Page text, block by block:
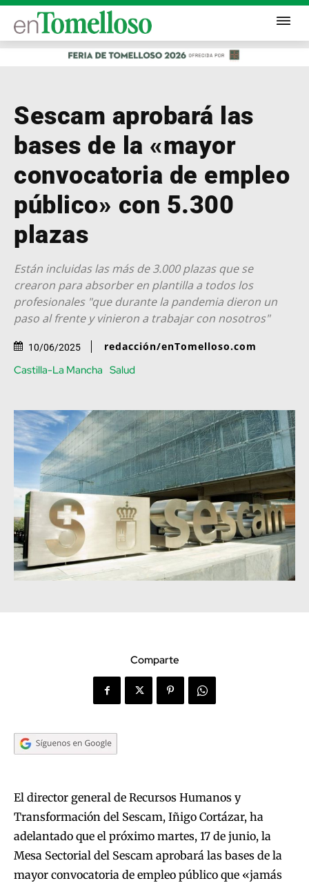
Sescam aprobará las
bases de la «mayor
convocatoria de empleo
público» con 5.300
plazas
Están incluidas las más de 3.000 plazas que se
crearon para absorber en plantilla a todos los
profesionales "que durante la pandemia dieron un
paso al frente y vinieron a trabajar con nosotros"
10/06/2025 redacción/enTomelloso.com
Castilla-La Mancha Salud
Comparte
El director general de Recursos Humanos y
Transformación del Sescam, Iñigo Cortázar, ha
adelantado que el próximo martes, 17 de junio, la
Mesa Sectorial del Sescam aprobará las bases de la
mayor convocatoria de empleo público que «jamás